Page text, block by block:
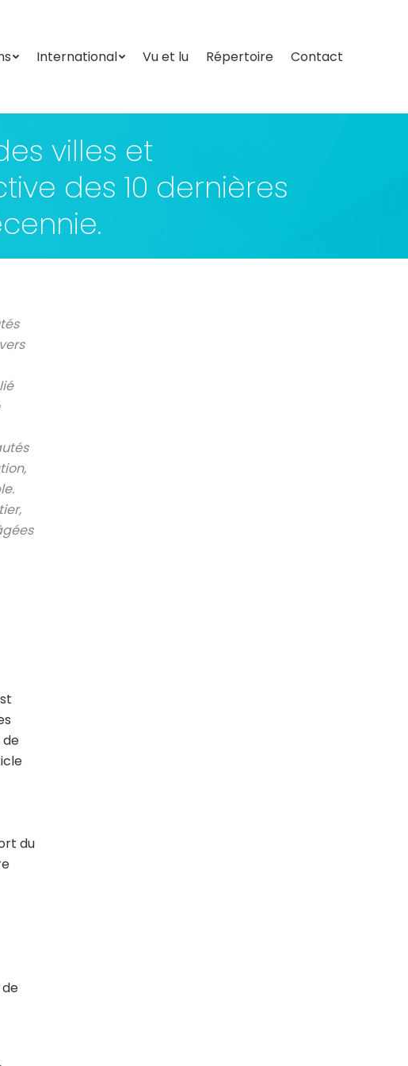
International Vu et lu Répertoire Contact
villes et
des 10 dernières
de
du